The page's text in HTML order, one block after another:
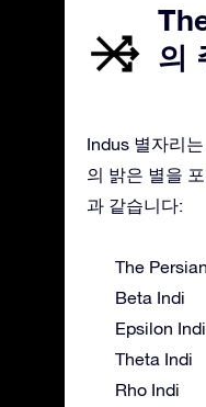
의
Indus 별자리
의 밝은 별을
과 같습니다:
The Persian
Beta Indi
Epsilon Indi
Theta Indi
Rho Indi